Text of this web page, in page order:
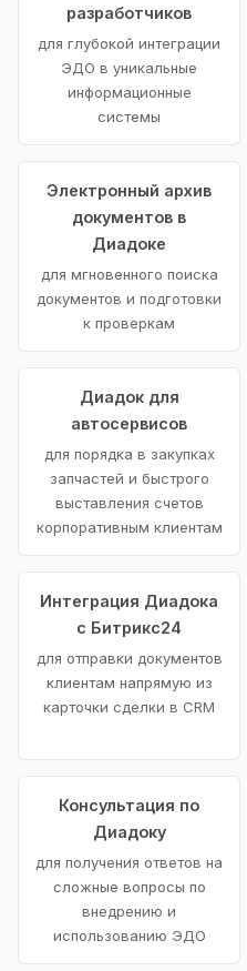
разработчиков
для глубокой интеграции
ЭДО в уникальные
информационные
системы
Электронный архив
документов в
Диадоке
для мгновенного поиска
документов и подготовки
к проверкам
Диадок для
автосервисов
для порядка в закупках
запчастей и быстрого
выставления счетов
корпоративным клиентам
Интеграция Диадока
с Битрикс24
для отправки документов
клиентам напрямую из
карточки сделки в CRM
Консультация по
Диадоку
для получения ответов на
сложные вопросы по
внедрению и
использованию ЭДО